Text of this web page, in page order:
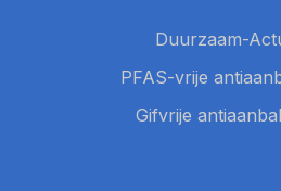
Duurzaam-
PFAS-vrije
Gifvrije